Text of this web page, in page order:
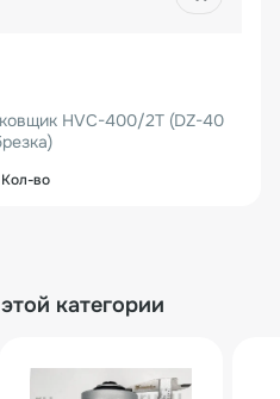
HVC-400/2T (DZ-40
категории